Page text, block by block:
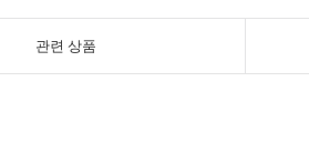
관련 상품